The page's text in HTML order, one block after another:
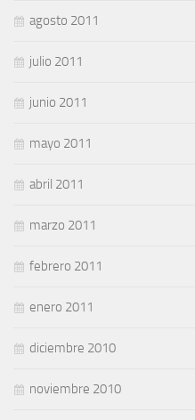
agosto 2011
julio 2011
junio 2011
mayo 2011
abril 2011
marzo 2011
febrero 2011
enero 2011
diciembre 2010
noviembre 2010